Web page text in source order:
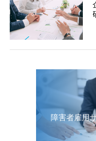
障害者雇用